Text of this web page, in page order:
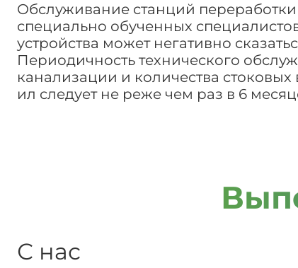
Обслуживание станций
специально обученных
устройства может негативно
Периодичность технического
канализации и количества
ил следует не реже чем раз в 6
С нас